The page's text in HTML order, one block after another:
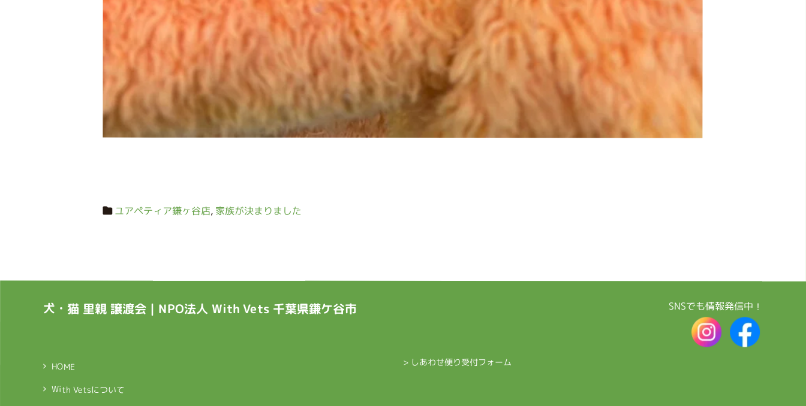
ユアペティア鎌ヶ谷店, 家族が決まりました
犬・猫 里親 譲渡会｜NPO法人 With Vets 千葉県鎌ケ谷市 SNSでも情報発信中！
HOME
With Vetsについて
> しあわせ便り受付フォーム